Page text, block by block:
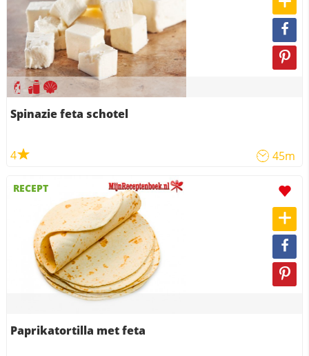
Spinazie feta schotel
4 45m
RECEPT
Paprikatortilla met feta